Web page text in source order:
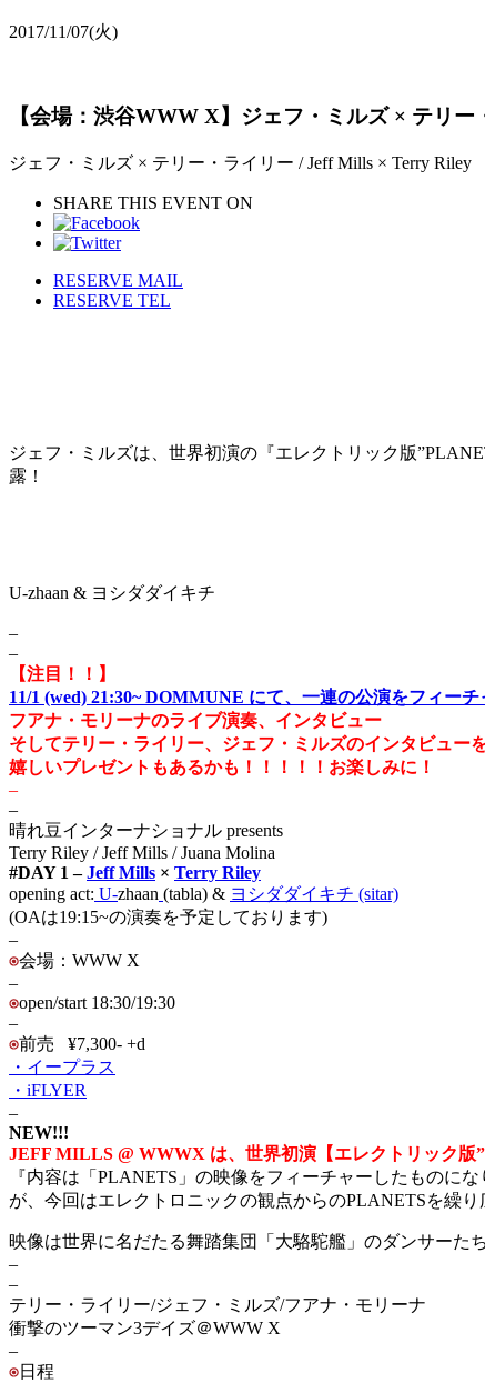
2017/11/07(火)
【会場：渋谷WWW X】ジェフ・ミルズ × テリ
ジェフ・ミルズ × テリー・ライリー / Jeff Mills × Terry Riley
SHARE THIS EVENT ON
RESERVE MAIL
RESERVE TEL
ジェフ・ミルズは、世界初演の『エレクトリック版
露！
U-zhaan & ヨシダダイキチ
–
–
【注目！！】
11/1 (wed) 21:30~ DOMMUNE にて、一連の公演をフィー
フアナ・モリーナのライブ演奏、インタビュー
そしてテリー・ライリー、ジェフ・ミルズのインタビュー
嬉しいプレゼントもあるかも！！！！！お楽しみに！
–
–
晴れ豆インターナショナル presents
Terry Riley / Jeff Mills / Juana Molina
#DAY 1 –Jeff Mills × Terry Riley
opening act: U-zhaan (tabla) & ヨシダダイキチ (sitar)
(OAは19:15~の演奏を予定しております)
–
会場：WWW X
–
open/start 18:30/19:30
–
前売 ¥7,300- +d
・イープラス
・iFLYER
–
NEW!!!
JEFF MILLS @ WWWX は、世界初演【エレクトリック版
『内容は「PLANETS」の映像をフィーチャーしたものに
が、今回はエレクトロニックの観点からのPLANETSを繰り
映像は世界に名だたる舞踏集団「大駱駝艦」のダンサーた
–
–
テリー・ライリー/ジェフ・ミルズ/フアナ・モリーナ
衝撃のツーマン3デイズ＠WWW X
–
日程